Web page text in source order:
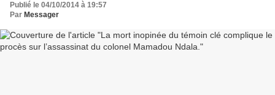
Publié le 04/10/2014 à 19:57
Par Messager